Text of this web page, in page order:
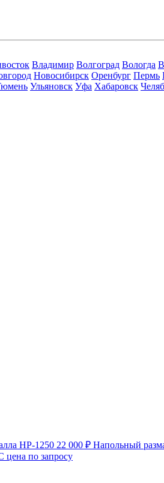
Владимир Волгоград Вологда
Новосибирск Оренбург Пермь
Ульяновск Уфа Хабаровск
HP-1250 22 000 ₽ Напольный
цена по запросу